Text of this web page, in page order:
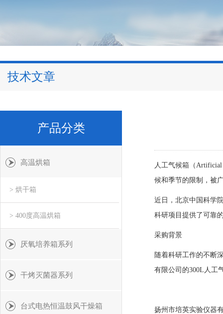
技术文章
人工气候箱（
候和季节的限制，被
近日，北京中国科学
科研项目提供了可靠
采购背景
随着科研工作的不断
有限公司的300L人工
扬州市培英实验仪器
产品分类
高温烘箱
> 烘干箱
> 400度高温烘箱
厌氧培养箱系列
干烤灭菌器系列
台式电热恒温鼓风干燥箱